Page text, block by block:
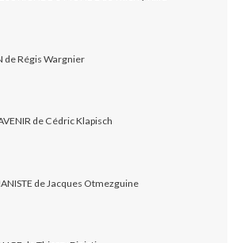
de Régis Wargnier
de Cédric Klapisch
de Jacques Otmezguine